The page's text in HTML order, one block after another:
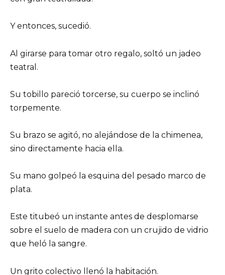
Y entonces, sucedió.
Al girarse para tomar otro regalo, soltó un jadeo
teatral.
Su tobillo pareció torcerse, su cuerpo se inclinó
torpemente.
Su brazo se agitó, no alejándose de la chimenea,
sino directamente hacia ella.
Su mano golpeó la esquina del pesado marco de
plata.
Este titubeó un instante antes de desplomarse
sobre el suelo de madera con un crujido de vidrio
que heló la sangre.
Un grito colectivo llenó la habitación.